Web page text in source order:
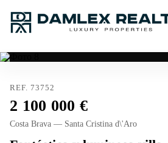
REF. 73752
2 100 000
Costa Brava — Santa Cristina d\'Aro